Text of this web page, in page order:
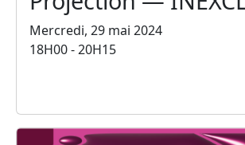
Mercredi, 29 mai 2024
18H00 - 20H15